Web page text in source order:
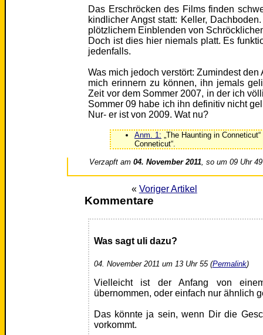
Das Erschröcken des Films finden
kindlicher Angst statt: Keller,
plötzlichem Einblenden von
Doch ist dies hier niemals platt. Es
jedenfalls.
Was mich jedoch verstört: Zumindest
mich erinnern zu können, ihn jemals
Zeit vor dem Sommer 2007, in der ich
Sommer 09 habe ich ihn definitiv nicht
Nur- er ist von 2009. Wat nu?
Anm. 1: „The Haunting in
Conneticut“.
Verzapft am04. November 2011 , so um 09 Uhr 49
« Voriger Artikel
Kommentare
Was sagt uli dazu?
04. November 2011 um 13 Uhr 55 (Permalink)
Vielleicht ist der Anfang von
übernommen, oder einfach nur ähnlich
Das könnte ja sein, wenn Dir die
vorkommt.